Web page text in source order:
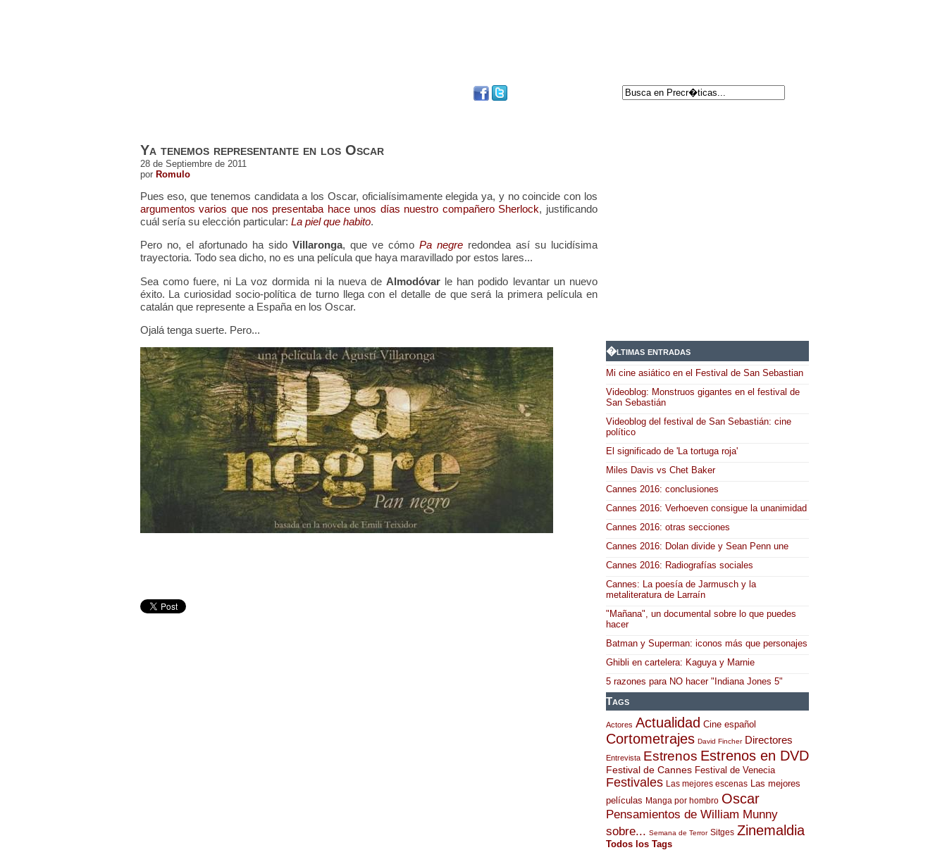
Ya tenemos representante en los Oscar
28 de Septiembre de 2011
por Romulo
Pues eso, que tenemos candidata a los Oscar, oficialísimamente elegida ya, y no coincide con los
argumentos varios que nos presentaba hace unos días nuestro compañero Sherlock, justificando
cuál sería su elección particular: La piel que habito.
Pero no, el afortunado ha sido Villaronga, que ve cómo Pa negreredondea así su lucidísima
trayectoria. Todo sea dicho, no es una película que haya maravillado por estos lares...
Sea como fuere, ni La voz dormida ni la nueva de Almodóvar le han podido levantar un nuevo
éxito. La curiosidad socio-política de turno llega con el detalle de que será la primera película en
catalán que represente a España en los Oscar.
Ojalá tenga suerte. Pero...
�ltimas entradas
Mi cine asiático en el Festival de San Sebastian
Videoblog: Monstruos gigantes en el festival de
San Sebastián
Videoblog del festival de San Sebastián: cine
político
El significado de 'La tortuga roja'
Miles Davis vs Chet Baker
Cannes 2016: conclusiones
Cannes 2016: Verhoeven consigue la unanimidad
Cannes 2016: otras secciones
Cannes 2016: Dolan divide y Sean Penn une
Cannes 2016: Radiografías sociales
Cannes: La poesía de Jarmusch y la
metaliteratura de Larraín
"Mañana", un documental sobre lo que puedes
hacer
Batman y Superman: iconos más que personajes
Ghibli en cartelera: Kaguya y Marnie
5 razones para NO hacer "Indiana Jones 5"
Tags
Actores Actualidad Cine español
Cortometrajes David Fincher Directores
Entrevista Estrenos Estrenos en DVD
Festival de Cannes Festival de Venecia
Festivales Las mejores escenas Las mejores
películas Manga por hombro Oscar
Pensamientos de William Munny
sobre... Semana de Terror Sitges Zinemaldia
Todos los Tags